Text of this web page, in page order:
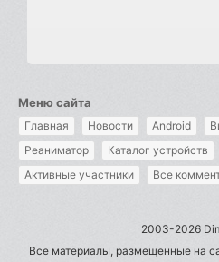
Меню сайта
Главная Новости Android
Реаниматор
Каталог устройств
Активные участники
Все
2003-2026
Все материалы, размещенные на